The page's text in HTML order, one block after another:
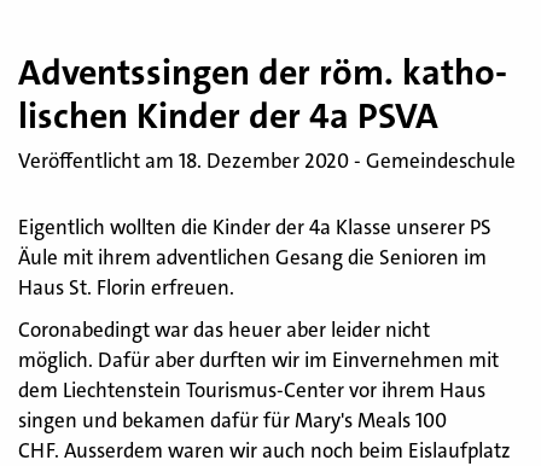
Ad­vents­sin­gen der röm. ka­tho­
li­schen Kin­der der 4a PSVA
Veröffentlicht am 18. Dezember 2020 - Gemeindeschule
Eigentlich wollten die Kinder der 4a Klasse unserer PS
Äule mit ihrem adventlichen Gesang die Senioren im
Haus St. Florin erfreuen.
Coronabedingt war das heuer aber leider nicht
möglich. Dafür aber durften wir im Einvernehmen mit
dem Liechtenstein Tourismus-Center vor ihrem Haus
singen und bekamen dafür für Mary's Meals 100
CHF. Ausserdem waren wir auch noch beim Eislaufplatz